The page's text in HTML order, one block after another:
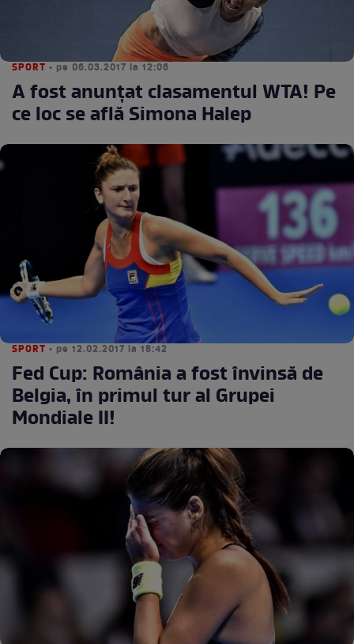
SPORT • pe 06.03.2017 la 12:06
A fost anunţat clasamentul WTA! Pe
ce loc se află Simona Halep
SPORT • pe 12.02.2017 la 18:42
Fed Cup: România a fost învinsă de
Belgia, în primul tur al Grupei
Mondiale II!